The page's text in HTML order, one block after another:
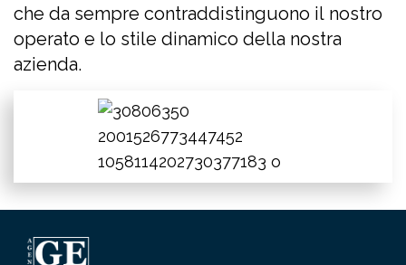
che da sempre contraddistinguono il nostro
operato e lo stile dinamico della nostra
azienda.